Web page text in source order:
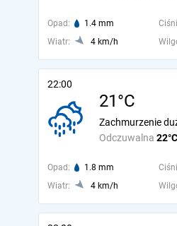
Opad: 1.4 mm
Wiatr:
4 km/h
22:00
21°C
Odczuwalna 22°C
Zachmurzenie
Opad: 1.8 mm
Wiatr:
4 km/h